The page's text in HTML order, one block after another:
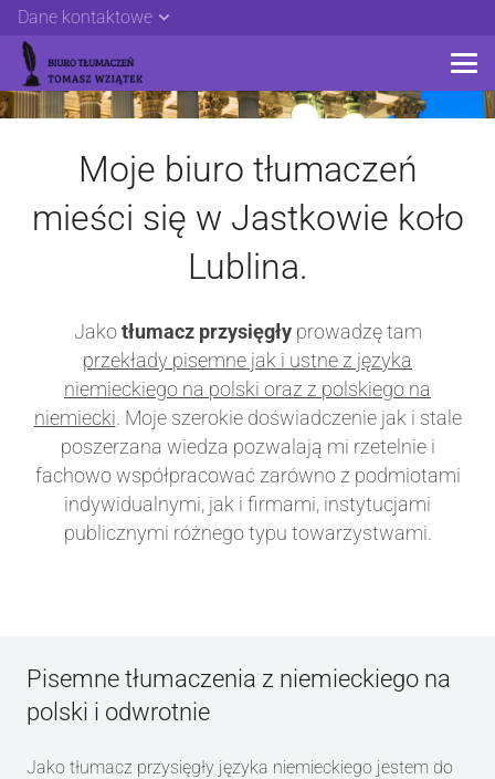
Dane kontaktowe
Moje biuro tłumaczeń
mieści się w Jastkowie koło
Lublina.
Jakotłumacz przysięgłyprowadzę tam
przekłady pisemne jak i ustne z języka
niemieckiego na polski oraz z polskiego na
niemiecki . Moje szerokie doświadczenie jak i stale
poszerzana wiedza pozwalają mi rzetelnie i
fachowo współpracować zarówno z podmiotami
indywidualnymi, jak i firmami, instytucjami
publicznymi różnego typu towarzystwami.
Pisemne tłumaczenia z niemieckiego na
polski i odwrotnie
Jako tłumacz przysięgły języka niemieckiego jestem do